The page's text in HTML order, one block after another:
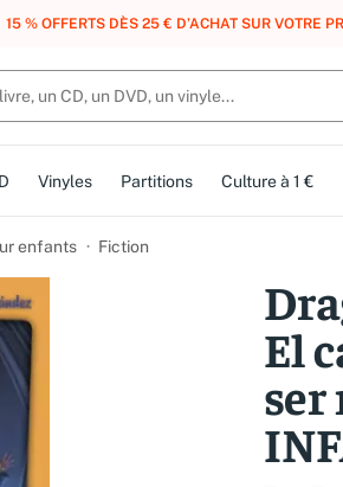
POINTS, DES RÉCOMPENSES :REJOIGNEZ
Vinyles Partitions Culture à 1 €
enfants Fiction
El
ser